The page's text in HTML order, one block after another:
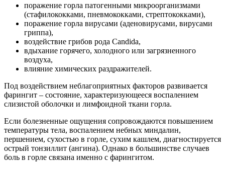
поражение горла патогенными микроорганизмами
(стафилококками, пневмококками, стрептококками),
поражение горла вирусами (аденовирусами, вирусами
гриппа),
воздействие грибов рода Candida,
вдыхание горячего, холодного или загрязненного
воздуха,
влияние химических раздражителей.
Под воздействием неблагоприятных факторов развивается
фарингит – состояние, характеризующееся воспалением
слизистой оболочки и лимфоидной ткани горла.
Если болезненные ощущения сопровождаются повышением
температуры тела, воспалением небных миндалин,
першением, сухостью в горле, сухим кашлем, диагностируется
острый тонзиллит (ангина). Однако в большинстве случаев
боль в горле связана именно с фарингитом.